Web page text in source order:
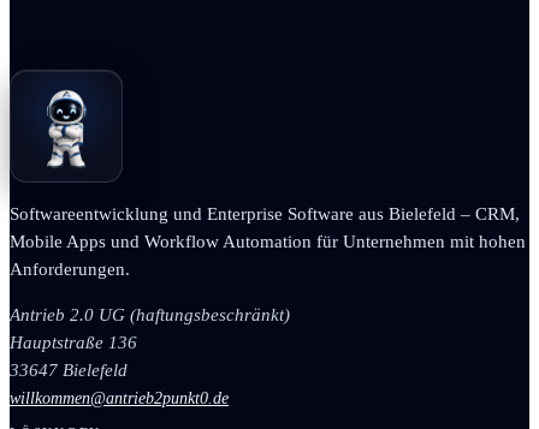
Softwareentwicklung und Enterprise Software aus Bielefeld – CRM,
Mobile Apps und Workflow Automation für Unternehmen mit hohen
Anforderungen.
Antrieb 2.0 UG (haftungsbeschränkt)
Hauptstraße 136
33647 Bielefeld
willkommen@antrieb2punkt0.de